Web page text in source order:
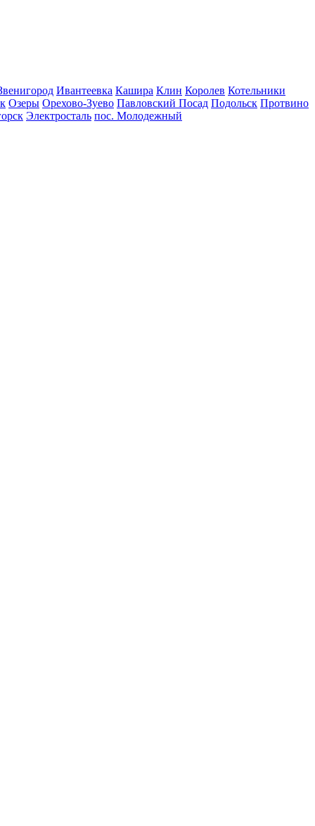
Ивантеевка Кашира Клин Королев Котельники
Озеры Орехово-Зуево Павловский Посад Подольск Протвино
Электросталь пос. Молодежный